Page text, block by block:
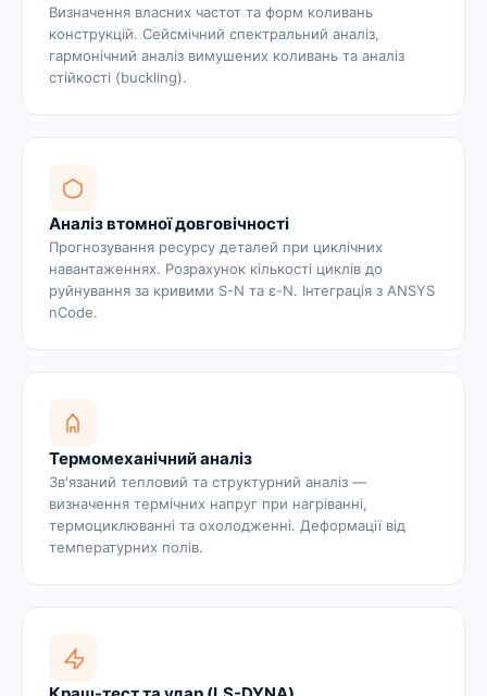
Визначення власних частот та форм коливань
конструкцій. Сейсмічний спектральний аналіз,
гармонічний аналіз вимушених коливань та аналіз
стійкості (buckling).
Аналіз втомної довговічності
Прогнозування ресурсу деталей при циклічних
навантаженнях. Розрахунок кількості циклів до
руйнування за кривими S-N та ε-N. Інтеграція з ANSYS
nCode.
Термомеханічний аналіз
Зв'язаний тепловий та структурний аналіз —
визначення термічних напруг при нагріванні,
термоциклюванні та охолодженні. Деформації від
температурних полів.